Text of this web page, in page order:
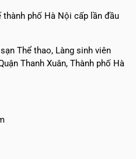
thành phố Hà Nội cấp lần đầu
Thể thao, Làng sinh viên
Thanh Xuân, Thành phố Hà